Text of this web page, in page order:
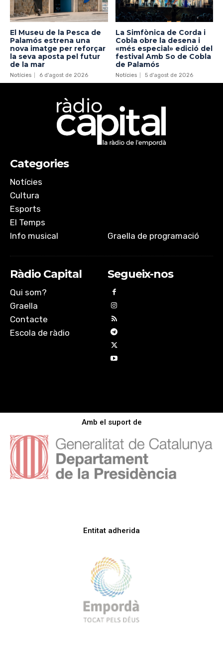
El Museu de la Pesca de
Palamós estrena una
nova imatge per reforçar
la seva aposta pel futur
de la mar
Notícies 6 d'agost de 2026
La Simfònica de Corda i
Cobla obre la desena i
«més especial» edició del
festival Amb So de Cobla
de Palamós
Notícies 5 d'agost de 2026
Categories
Notícies
Cultura
Esports
El Temps
Info musical
Graella de programació
Ràdio Capital
Qui som?
Graella
Contacte
Escola de ràdio
Segueix-nos
Amb el suport de
Entitat adherida